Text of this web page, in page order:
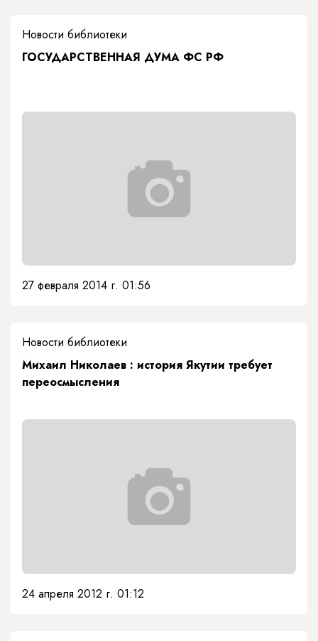
Новости библиотеки
ГОСУДАРСТВЕННАЯ ДУМА ФС РФ
27 февраля 2014 г. 01:56
Новости библиотеки
Михаил Николаев : история Якутии требует
переосмысления
24 апреля 2012 г. 01:12